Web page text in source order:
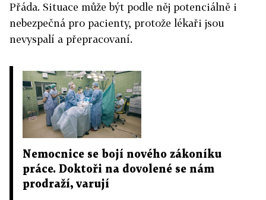
Přáda. Situace může být podle něj potenciálně i
nebezpečná pro pacienty, protože lékaři jsou
nevyspalí a přepracovaní.
Nemocnice se bojí nového zákoníku
práce. Doktoři na dovolené se nám
prodraží, varují